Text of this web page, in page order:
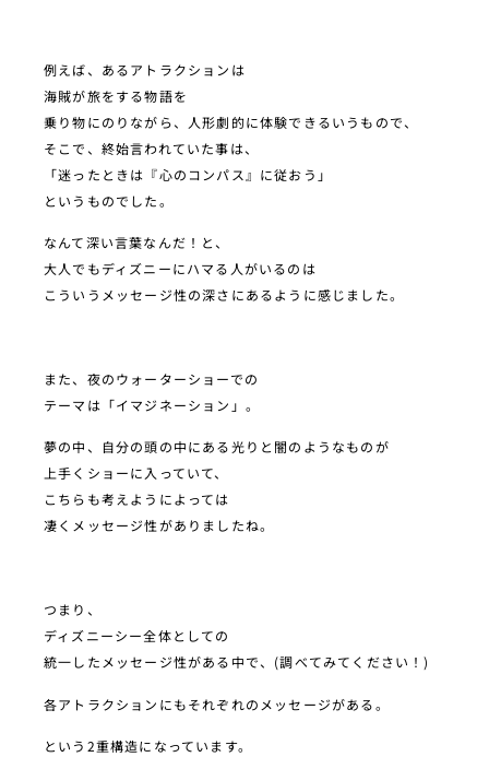
例えば、あるアトラクションは
海賊が旅をする物語を
乗り物にのりながら、人形劇的に体験できるいうもので、
そこで、終始言われていた事は、
「迷ったときは『心のコンパス』に従おう」
というものでした。
なんて深い言葉なんだ！と、
大人でもディズニーにハマる人がいるのは
こういうメッセージ性の深さにあるように感じました。
また、夜のウォーターショーでの
テーマは「イマジネーション」。
夢の中、自分の頭の中にある光りと闇のようなものが
上手くショーに入っていて、
こちらも考えようによっては
凄くメッセージ性がありましたね。
つまり、
ディズニーシー全体としての
統一したメッセージ性がある中で、(調べてみてください！)
各アトラクションにもそれぞれのメッセージがある。
という2重構造になっています。